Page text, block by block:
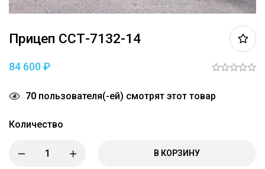
Прицеп ССТ-7132-14
84 600₽
70 пользователя(-ей) смотрят этот товар
Количество
В КОРЗИНУ